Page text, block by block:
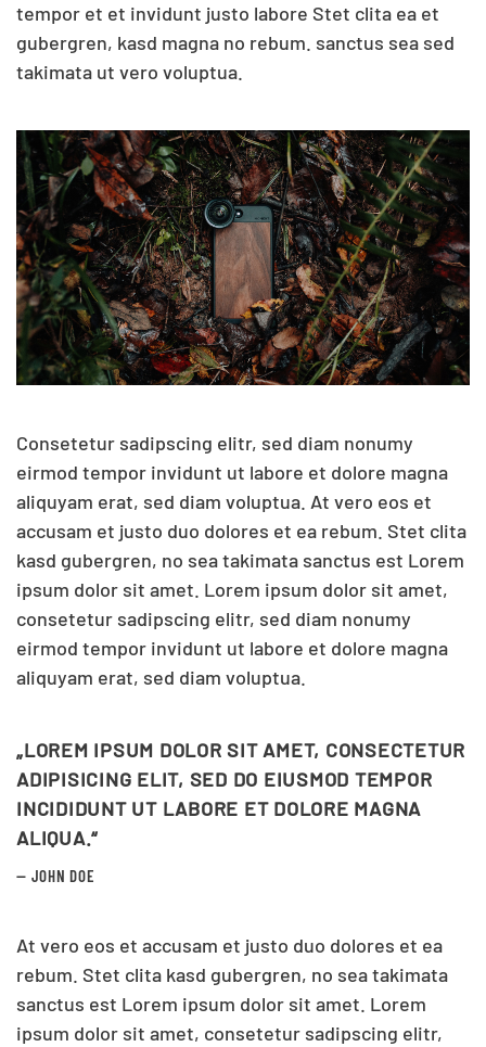
tempor et et invidunt justo labore Stet clita ea et
gubergren, kasd magna no rebum. sanctus sea sed
takimata ut vero voluptua.
Consetetur sadipscing elitr, sed diam nonumy
eirmod tempor invidunt ut labore et dolore magna
aliquyam erat, sed diam voluptua. At vero eos et
accusam et justo duo dolores et ea rebum. Stet clita
kasd gubergren, no sea takimata sanctus est Lorem
ipsum dolor sit amet. Lorem ipsum dolor sit amet,
consetetur sadipscing elitr, sed diam nonumy
eirmod tempor invidunt ut labore et dolore magna
aliquyam erat, sed diam voluptua.
„LOREM IPSUM DOLOR SIT AMET, CONSECTETUR
ADIPISICING ELIT, SED DO EIUSMOD TEMPOR
INCIDIDUNT UT LABORE ET DOLORE MAGNA
ALIQUA.“
JOHN DOE
At vero eos et accusam et justo duo dolores et ea
rebum. Stet clita kasd gubergren, no sea takimata
sanctus est Lorem ipsum dolor sit amet. Lorem
ipsum dolor sit amet, consetetur sadipscing elitr,